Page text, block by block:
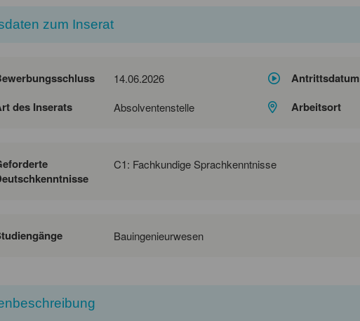
zum Inserat
14.06.2026 Antrittsdatum
des Inserats Absolventenstelle Arbeitsort
C1: Fachkundige Sprachkenntnisse
Bauingenieurwesen